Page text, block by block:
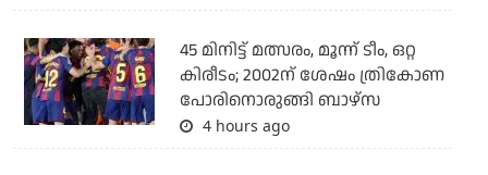
45 മിനിട്ട് മത്സരം, മൂന്ന് ടീം, ഒറ്റ
കിരീടം; 2002ന് ശേഷം ത്രികോണ
പോരിനൊരുങ്ങി ബാഴ്‌സ
4 hours ago